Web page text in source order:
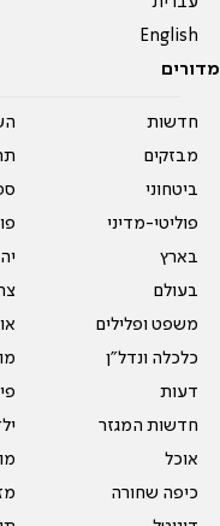
English
מדורים
חדשות
מבזקים
ביטחוני
פוליטי-מדיני
בארץ
בעולם
משפט ופלילים
כלכלה ונדל"ן
דעות
חדשות המגזר
אוכל
כיפה שחורה